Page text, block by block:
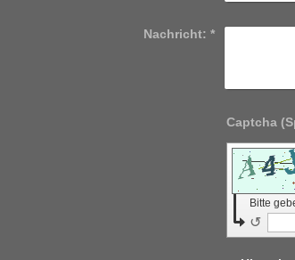
Nachricht: *
Bitte
↺